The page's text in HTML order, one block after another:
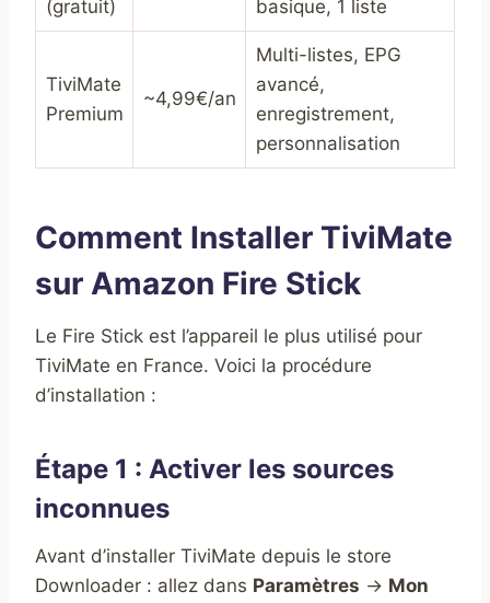
(gratuit)
basique, 1 liste
TiviMate
Premium
~4,99€/an
Multi-listes, EPG
avancé,
enregistrement,
personnalisation
Comment Installer TiviMate
sur Amazon Fire Stick
Le Fire Stick est l’appareil le plus utilisé pour
TiviMate en France. Voici la procédure
d’installation :
Étape 1 : Activer les sources
inconnues
Avant d’installer TiviMate depuis le store
Downloader : allez dans Paramètres → Mon